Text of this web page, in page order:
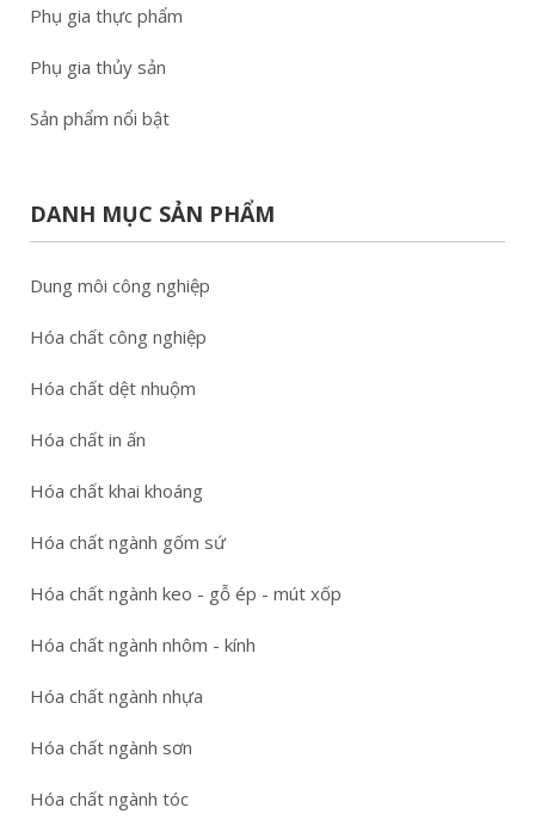
Phụ gia thực phẩm
Phụ gia thủy sản
Sản phẩm nổi bật
DANH MỤC SẢN PHẨM
Dung môi công nghiệp
Hóa chất công nghiệp
Hóa chất dệt nhuộm
Hóa chất in ấn
Hóa chất khai khoáng
Hóa chất ngành gốm sứ
Hóa chất ngành keo - gỗ ép - mút xốp
Hóa chất ngành nhôm - kính
Hóa chất ngành nhựa
Hóa chất ngành sơn
Hóa chất ngành tóc